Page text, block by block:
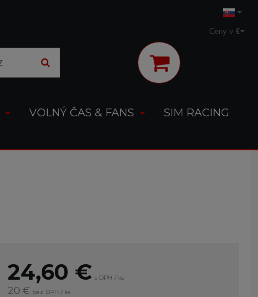
Ceny v €
VOLNÝ ČAS & FANS
SIM RACING
24,60 € s DPH / ks
20 € bez DPH / ks